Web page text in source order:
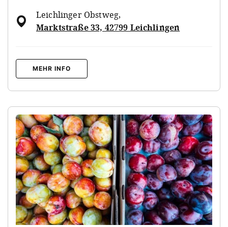
Leichlinger Obstweg,
Marktstraße 33, 42799 Leichlingen
MEHR INFO